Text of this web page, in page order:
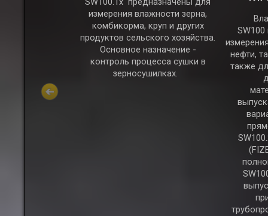
Может быть
измерения влажности зерна,
комбикорма, круп и других
продуктов сельского хозяйства.
Основное назначение -
контроль процесса сушки в
зерносушилках.
нефти,
также